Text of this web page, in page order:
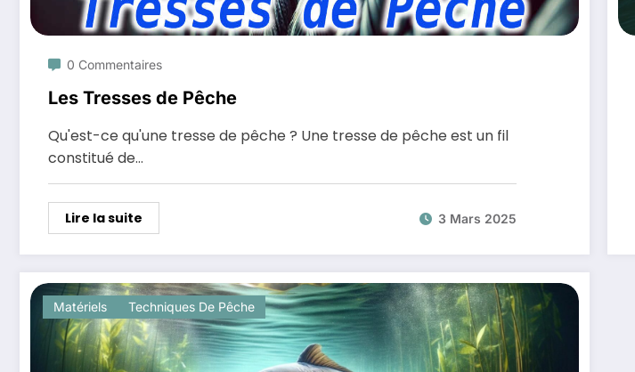
0 Commentaires
Les Tresses de Pêche
Qu'est-ce qu'une tresse de pêche ? Une tresse de pêche est un fil
constitué de…
Lire la suite 3 Mars 2025
Matériels Techniques De Pêche